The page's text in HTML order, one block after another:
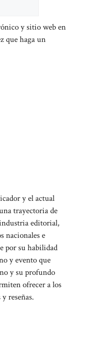
y sitio web en
que haga un
y el actual
trayectoria de
editorial,
nacionales e
por su habilidad
y evento que
y su profundo
ofrecer a los
reseñas.